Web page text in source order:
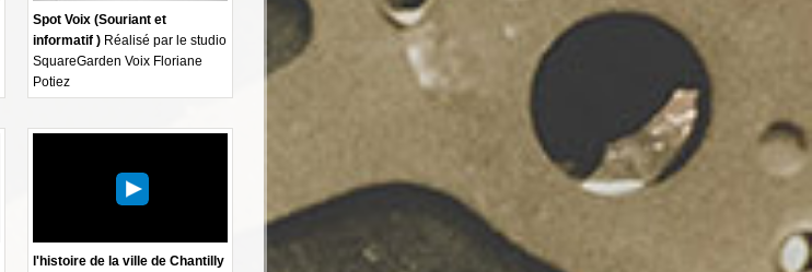
Spot Voix (Souriant et
informatif ) Réalisé par le studio
SquareGarden Voix Floriane
Potiez
l'histoire de la ville de Chantilly